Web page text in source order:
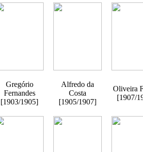
Gregório
Fernandes
[1903/1905]
Alfredo da
Costa
[1905/1907]
Oliveira
[1907/